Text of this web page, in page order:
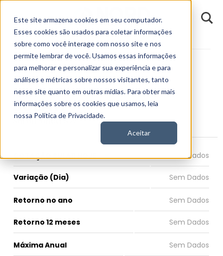
Este site armazena cookies em seu computador.
Esses cookies são usados para coletar informações
sobre como você interage com nosso site e nos
permite lembrar de você. Usamos essas informações
para melhorar e personalizar sua experiência e para
análises e métricas sobre nossos visitantes, tanto
nesse site quanto em outras mídias. Para obter mais
informações sobre os cookies que usamos, leia
nossa Política de Privacidade.
Aceitar
Fundamentos SULA11
SULA11
Sul América S.A.
COTAÇÃO SULA11 HOJE
Variação (Dia)
Retorno no ano
Retorno 12 meses
Máxima Anual